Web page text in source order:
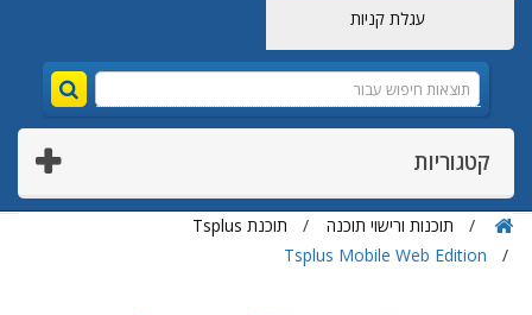
עגלת קניות
קטגוריות
תוכנות ורישוי תוכנה
תוכנת Tsplus
Tsplus Mobile Web Edition